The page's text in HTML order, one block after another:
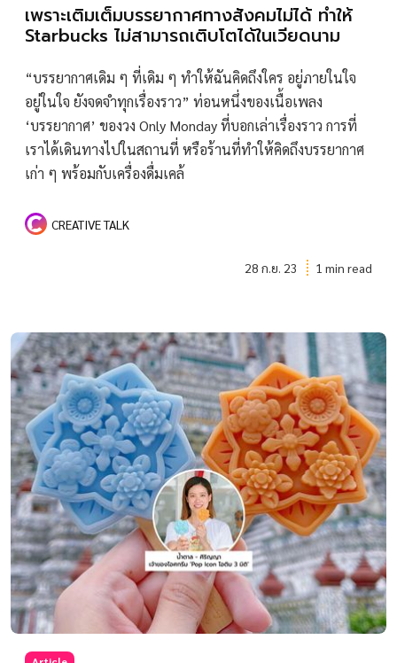
เพราะเติมเต็มบรรยากาศทางสังคมไม่ได้ ทำให้
Starbucks ไม่สามารถเติบโตได้ในเวียดนาม
“บรรยากาศเดิม ๆ ที่เดิม ๆ ทำให้ฉันคิดถึงใคร อยู่ภายในใจ
อยู่ในใจ ยังจดจำทุกเรื่องราว” ท่อนหนึ่งของเนื้อเพลง
‘บรรยากาศ’ ของวง Only Monday ที่บอกเล่าเรื่องราว การที่
เราได้เดินทางไปในสถานที่ หรือร้านที่ทำให้คิดถึงบรรยากาศ
เก่า ๆ พร้อมกับเครื่องดื่มเคล้
CREATIVE TALK
28 ก.ย. 23 1 min read